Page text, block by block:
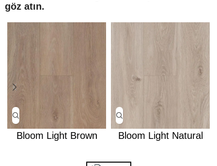
göz atın.
Bloom Light Brown Bloom Light Natural